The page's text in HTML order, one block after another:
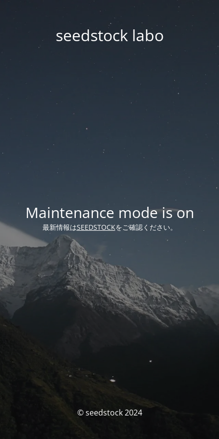
seedstock labo
Maintenance mode is on
最新情報はSEEDSTOCKをご確認ください。
© seedstock 2024